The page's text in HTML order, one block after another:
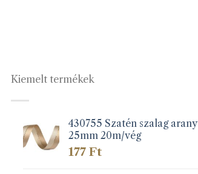
Kiemelt termékek
430755 Szatén szalag arany
25mm 20m/vég
177Ft